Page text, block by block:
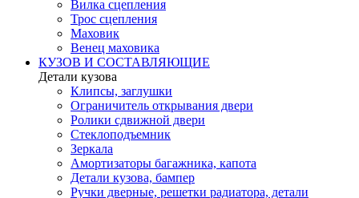
Вилка сцепления
Трос сцепления
Маховик
Венец маховика
КУЗОВ И СОСТАВЛЯЮЩИЕ
Детали кузова
Клипсы, заглушки
Ограничитель открывания двери
Ролики сдвижной двери
Стеклоподъемник
Зеркала
Амортизаторы багажника, капота
Детали кузова, бампер
Ручки дверные, решетки радиатора, детали